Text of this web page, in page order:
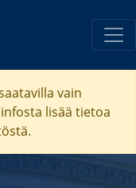
vain
infosta lisää tietoa